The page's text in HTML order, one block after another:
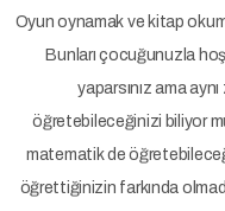
Oyun oynamak ve kitap
Bunları çocuğunuzla
yaparsınız ama
öğretebileceğinizi biliyor
matematik de
öğrettiğinizin farkında